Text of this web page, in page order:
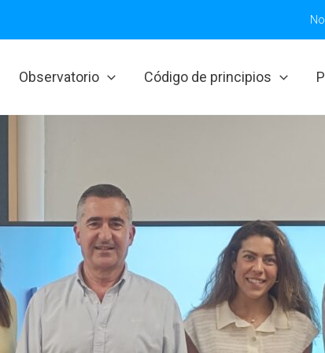
Observatorio Código de principios